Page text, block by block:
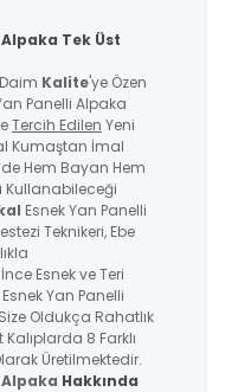
Tek Üst
Kalite'ye Özen
Panelli Alpaka
Tercih Edilen Yeni
Kumaştan İmal
Hem Bayan Hem
Kullanabileceği
Esnek Yan Panelli
Teknikeri, Ebe
Esnek ve Teri
Esnek Yan Panelli
Oldukça Rahatlık
8 Farklı
Üretilmektedir.
Alpaka Hakkında